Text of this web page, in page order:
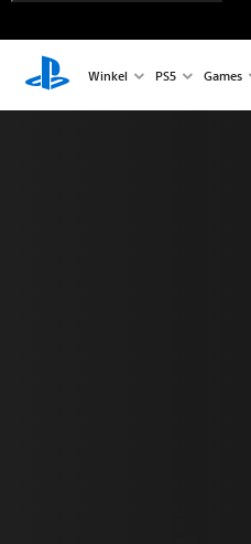
Winkel PS5 Games